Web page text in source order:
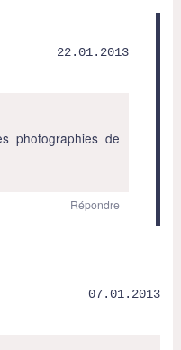
22.01.2013
photographies de
Répondre
07.01.2013